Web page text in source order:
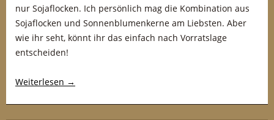
nur Sojaflocken. Ich persönlich mag die Kombination aus
Sojaflocken und Sonnenblumenkerne am Liebsten. Aber
wie ihr seht, könnt ihr das einfach nach Vorratslage
entscheiden!
Weiterlesen →